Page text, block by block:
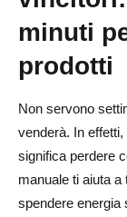
minuti
prodotti
Non servono
venderà. In
significa perdere
manuale ti aiuta
spendere energia